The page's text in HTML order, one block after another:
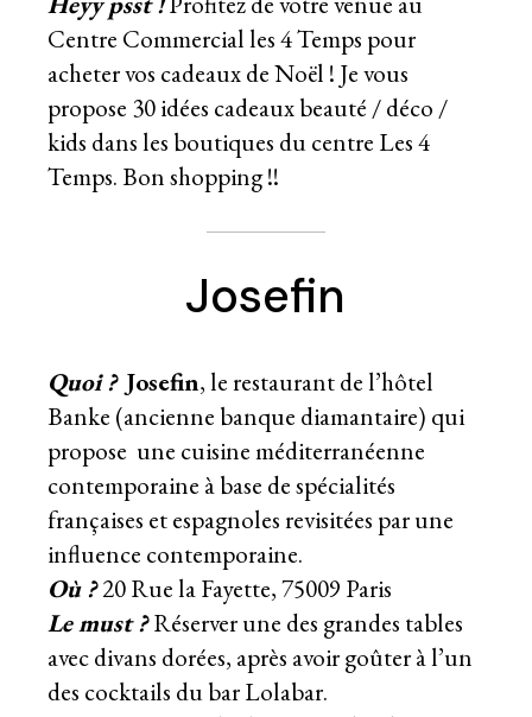
Centre Commercial les 4 Temps pour
acheter vos cadeaux de Noël ! Je vous
propose 30 idées cadeaux beauté / déco /
kids dans les boutiques du centre Les 4
Temps.Bon shopping !!
Josefin
Quoi ? Josefin, le restaurant de l’hôtel
Banke (ancienne banque diamantaire) qui
propose une cuisine méditerranéenne
contemporaine à base de spécialités
françaises et espagnoles revisitées par une
influence contemporaine.
Où ?20 Rue la Fayette, 75009 Paris
Le must ?Réserver une des grandes tables
avec divans dorées, après avoir goûter à l’un
des cocktails du bar Lolabar.